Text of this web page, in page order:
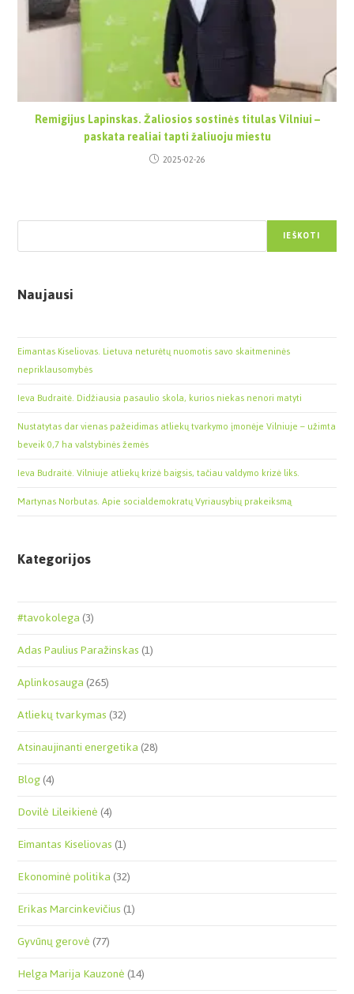
Remigijus Lapinskas. Žaliosios sostinės titulas Vilniui –
paskata realiai tapti žaliuoju miestu
2025-02-26
IEŠKOTI
Naujausi
Eimantas Kiseliovas. Lietuva neturėtų nuomotis savo skaitmeninės
nepriklausomybės
Ieva Budraitė. Didžiausia pasaulio skola, kurios niekas nenori matyti
Nustatytas dar vienas pažeidimas atliekų tvarkymo įmonėje Vilniuje – užimta
beveik 0,7 ha valstybinės žemės
Ieva Budraitė. Vilniuje atliekų krizė baigsis, tačiau valdymo krizė liks.
Martynas Norbutas. Apie socialdemokratų Vyriausybių prakeiksmą
Kategorijos
#tavokolega(3)
Adas Paulius Paražinskas(1)
Aplinkosauga(265)
Atliekų tvarkymas(32)
Atsinaujinanti energetika(28)
Blog(4)
Dovilė Lileikienė(4)
Eimantas Kiseliovas(1)
Ekonominė politika(32)
Erikas Marcinkevičius(1)
Gyvūnų gerovė(77)
Helga Marija Kauzonė(14)